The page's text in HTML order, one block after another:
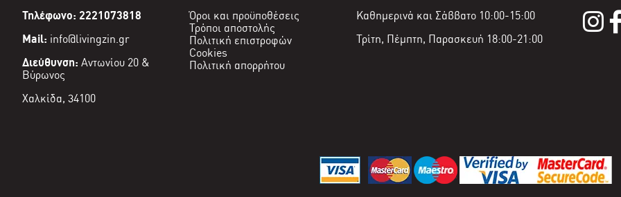
Τηλέφωνο: 2221073818
Mail: info@livingzin.gr
Διεύθυνση: Αντωνίου 20 &
Βύρωνος
Χαλκίδα, 34100
Όροι και προϋποθέσεις
Τρόποι αποστολής
Πολιτική επιστροφών
Cookies
Πολιτική απορρήτου
Καθημερινά και Σάββατο 10:00-15:00
Τρίτη, Πέμπτη, Παρασκευή 18:00-21:00